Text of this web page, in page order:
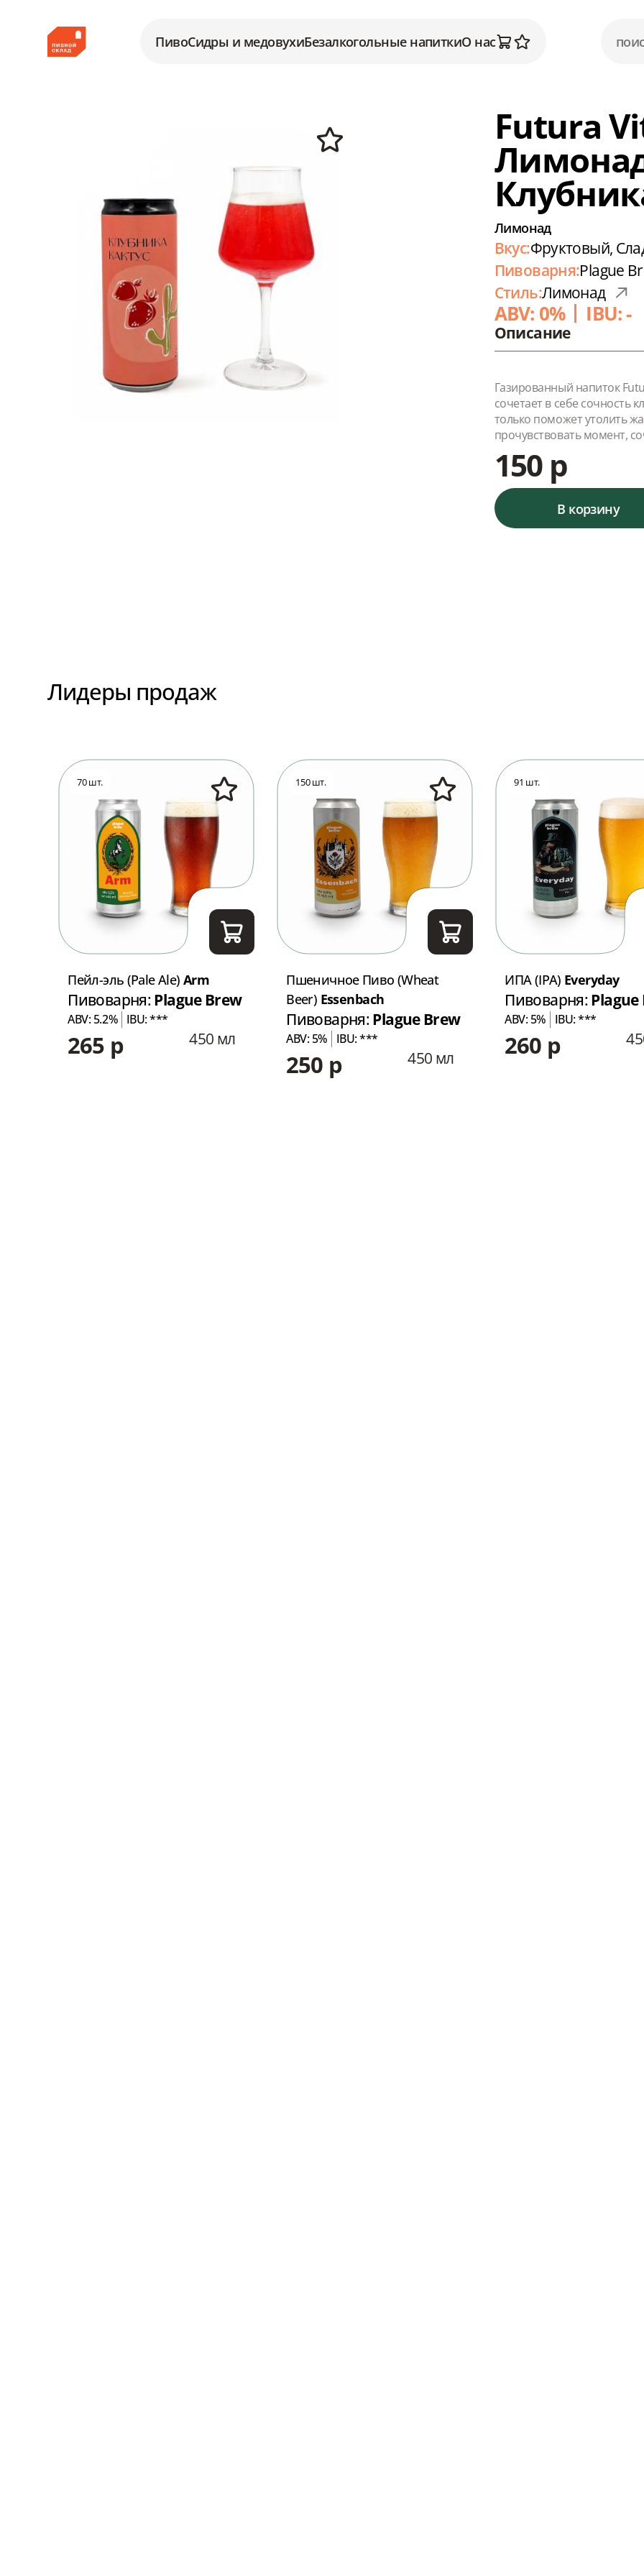
ПивоСидры и медовухиБезалкогольные напиткиО нас
Futura
Лимонад
Вкус:Фруктовый,
Пивоварня:Plague
Стиль:Лимонад
ABV: 0% IBU: -
Описание
Газированный напиток
сочетает в себе сочность
только поможет утолить
прочувствовать момент,
150 р
В корзину
Лидеры продаж
70 шт.
Пейл-эль (Pale Ale) Arm
Пивоварня:Plague Brew
ABV: 5.2% IBU: ***
265 р 450 мл
150 шт.
Пшеничное Пиво (Wheat
Beer) Essenbach
Пивоварня:Plague Brew
ABV: 5% IBU: ***
250 р 450 мл
91 шт.
ИПА (IPA) Everyday
Пивоварня:Plague
ABV: 5% IBU: ***
260 р